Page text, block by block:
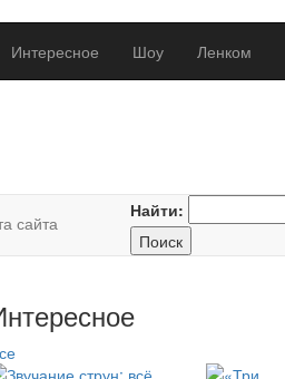
Интересное Шоу Ленком
сайта
Найти: